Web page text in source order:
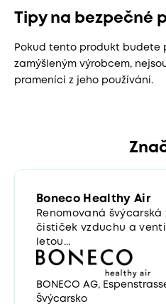
Tipy na bezpečné
Pokud tento produkt budete
zamýšleným výrobcem,
pramenící z jeho používání.
Boneco Healthy Air
Renomovaná
čističek vzduchu a
letou...
BONECO AG,
Švýcarsko